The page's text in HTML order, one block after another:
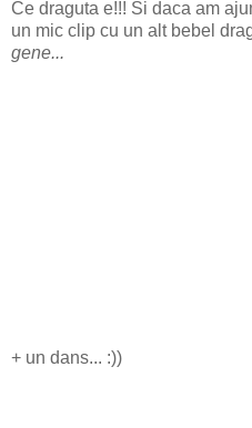
Ce draguta e!!! Si daca am
un mic clip cu un alt bebel
gene...
+ un dans... :))